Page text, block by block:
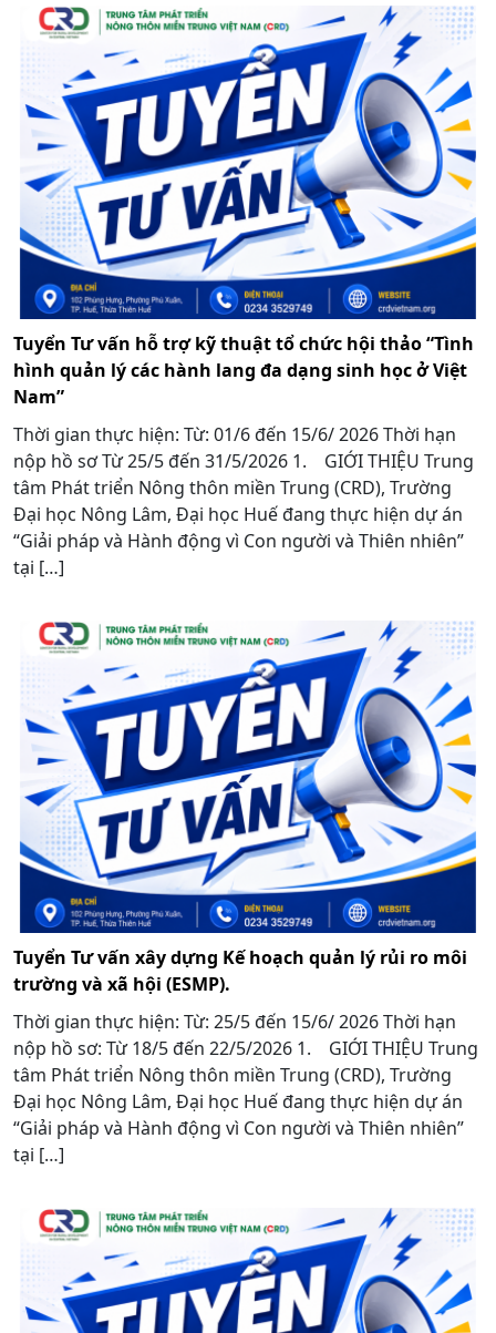
Tuyển Tư vấn hỗ trợ kỹ thuật tổ chức hội thảo “Tình
hình quản lý các hành lang đa dạng sinh học ở Việt
Nam”
Thời gian thực hiện: Từ: 01/6 đến 15/6/ 2026 Thời hạn
nộp hồ sơ Từ 25/5 đến 31/5/2026 1. GIỚI THIỆU Trung
tâm Phát triển Nông thôn miền Trung (CRD), Trường
Đại học Nông Lâm, Đại học Huế đang thực hiện dự án
“Giải pháp và Hành động vì Con người và Thiên nhiên”
tại […]
Tuyển Tư vấn xây dựng Kế hoạch quản lý rủi ro môi
trường và xã hội (ESMP).
Thời gian thực hiện: Từ: 25/5 đến 15/6/ 2026 Thời hạn
nộp hồ sơ: Từ 18/5 đến 22/5/2026 1. GIỚI THIỆU Trung
tâm Phát triển Nông thôn miền Trung (CRD), Trường
Đại học Nông Lâm, Đại học Huế đang thực hiện dự án
“Giải pháp và Hành động vì Con người và Thiên nhiên”
tại […]